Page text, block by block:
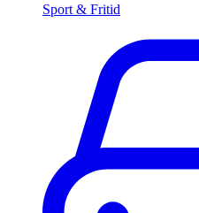
Sport & Fritid